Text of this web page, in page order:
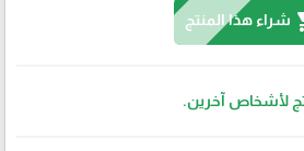
شراء هذا المنتج
لأشخاص آخرين.